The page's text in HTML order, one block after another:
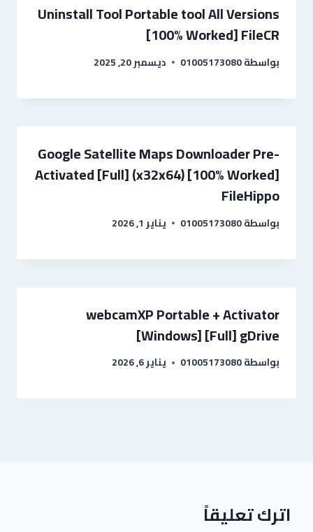
Uninstall Tool Portable tool All Versions
[100% Worked] FileCR
بواسطة01005173080 ديسمبر 20, 2025
Google Satellite Maps Downloader Pre-
Activated [Full] (x32x64) [100% Worked]
FileHippo
بواسطة01005173080 يناير 1, 2026
webcamXP Portable + Activator
[Windows] [Full] gDrive
بواسطة01005173080 يناير 6, 2026
اترك تعليقاً